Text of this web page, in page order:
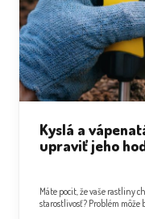
Kyslá a
upraviť jeho
Máte pocit, že vaše rastliny
starostlivosť? Problém